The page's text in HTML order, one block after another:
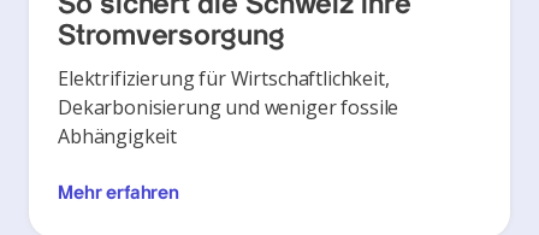
Stromversorgung
Elektrifizierung für Wirtschaftlichkeit,
Dekarbonisierung und weniger fossile
Abhängigkeit
Mehr erfahren